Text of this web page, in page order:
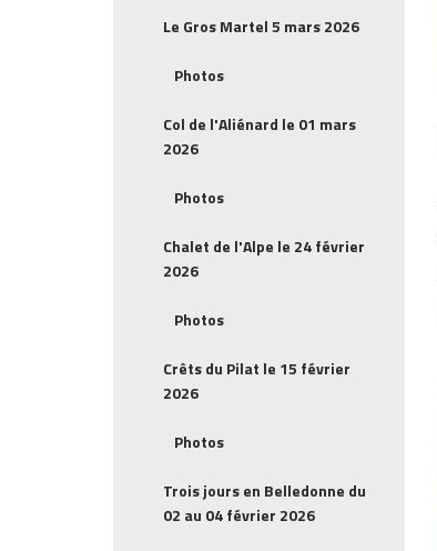
Le Gros Martel 5 mars 2026
Photos
Col de l'Aliénard le 01 mars
2026
Photos
Chalet de l'Alpe le 24 février
2026
Photos
Crêts du Pilat le 15 février
2026
Photos
Trois jours en Belledonne du
02 au 04 février 2026